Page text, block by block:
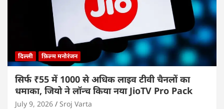
दिल्ली फ़िल्म मनोरंजन
सिर्फ ₹55 में 1000 से अधिक लाइव टीवी चैनलों का
धमाका, जियो ने लॉन्च किया नया JioTV Pro Pack
July 9, 2026 Sroj Varta